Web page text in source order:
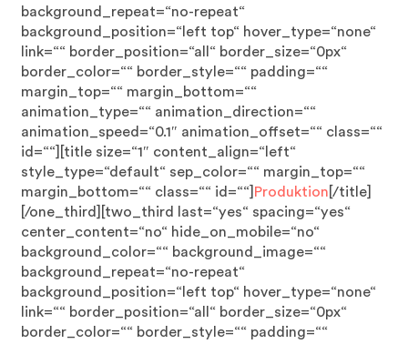
background_repeat=“no-repeat“
background_position=“left top“ hover_type=“none“
link=““ border_position=“all“ border_size=“0px“
border_color=““ border_style=““ padding=““
margin_top=““ margin_bottom=““
animation_type=““ animation_direction=““
animation_speed=“0.1″ animation_offset=““ class=““
id=““][title size=“1″ content_align=“left“
style_type=“default“ sep_color=““ margin_top=““
margin_bottom=““ class=““ id=““] Produktion [/title]
[/one_third][two_third last=“yes“ spacing=“yes“
center_content=“no“ hide_on_mobile=“no“
background_color=““ background_image=““
background_repeat=“no-repeat“
background_position=“left top“ hover_type=“none“
link=““ border_position=“all“ border_size=“0px“
border_color=““ border_style=““ padding=““